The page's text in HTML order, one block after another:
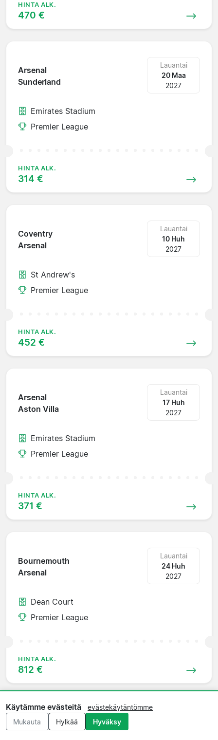
HINTA ALK.
470 €
Arsenal
Sunderland
Lauantai
20 Maa
2027
Emirates Stadium
Premier League
HINTA ALK.
314 €
Coventry
Arsenal
Lauantai
10 Huh
2027
St Andrew's
Premier League
HINTA ALK.
452 €
Arsenal
Aston Villa
Lauantai
17 Huh
2027
Emirates Stadium
Premier League
HINTA ALK.
371 €
Bournemouth
Arsenal
Lauantai
24 Huh
2027
Dean Court
Premier League
HINTA ALK.
812 €
Arsenal
Käytämme evästeitä
evästekäytäntömme
Mukauta
Hylkää Hyväksy